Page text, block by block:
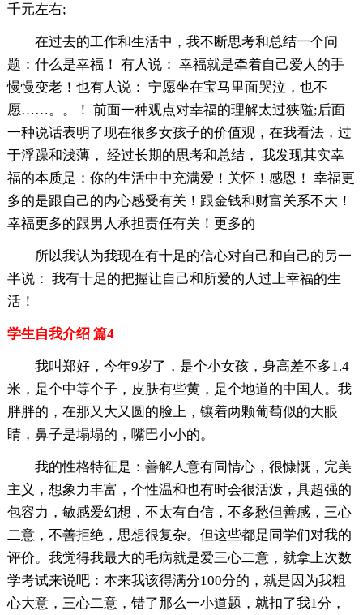
千元左右;
在过去的工作和生活中，我不断思考和总结一个问
题：什么是幸福！ 有人说： 幸福就是牵着自己爱人的手
慢慢变老！也有人说： 宁愿坐在宝马里面哭泣，也不
愿……。。！ 前面一种观点对幸福的理解太过狭隘;后面
一种说话表明了现在很多女孩子的价值观，在我看法，过
于浮躁和浅薄， 经过长期的思考和总结， 我发现其实幸
福的本质是：你的生活中中充满爱！关怀！感恩！ 幸福更
多的是跟自己的内心感受有关！跟金钱和财富关系不大！
幸福更多的跟男人承担责任有关！更多的
所以我认为我现在有十足的信心对自己和自己的另一
半说： 我有十足的把握让自己和所爱的人过上幸福的生
活！
学生自我介绍 篇4
我叫郑好，今年9岁了，是个小女孩，身高差不多1.4
米，是个中等个子，皮肤有些黄，是个地道的中国人。我
胖胖的，在那又大又圆的脸上，镶着两颗葡萄似的大眼
睛，鼻子是塌塌的，嘴巴小小的。
我的性格特征是：善解人意有同情心，很慷慨，完美
主义，想象力丰富，个性温和也有时会很活泼，具超强的
包容力，敏感爱幻想，不太有自信，不多愁但善感，三心
二意，不善拒绝，思想很复杂。但这些都是同学们对我的
评价。我觉得我最大的毛病就是爱三心二意，就拿上次数
学考试来说吧：本来我该得满分100分的，就是因为我粗
心大意，三心二意，错了那么一小道题，就扣了我1分，